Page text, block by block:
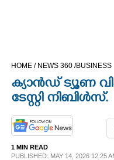
OPINION
HOME / NEWS 360 /BUSINESS
ക്യാൻഡ് ട്യൂണ
ടേസ്റ്റി നിബിൾസ്.
1 MIN READ
PUBLISHED: MAY 14, 2026 12:25